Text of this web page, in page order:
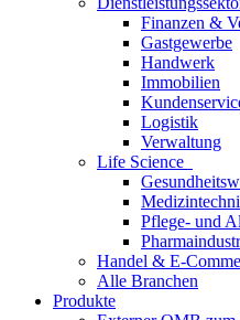
Finanzen &
Gastgewerbe
Handwerk
Immobilien
Logistik
Verwaltung
Life Science
Pflege- und
Handel & E-
Alle Branchen
Produkte